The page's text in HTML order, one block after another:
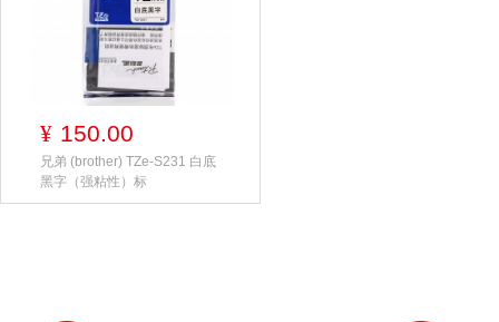
¥ 150.00
兄弟 (brother) TZe-S231 白底
黑字（强粘性）标